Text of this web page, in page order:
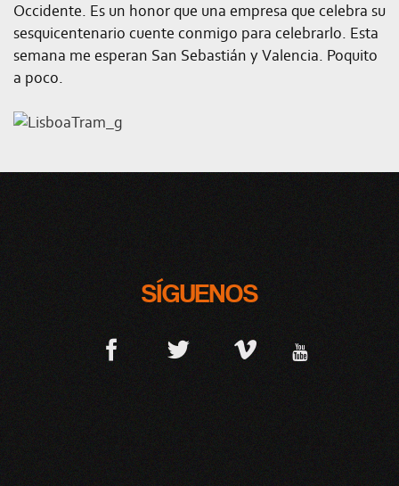
Occidente. Es un honor que una empresa que celebra su
sesquicentenario cuente conmigo para celebrarlo. Esta
semana me esperan San Sebastián y Valencia. Poquito
a poco.
SÍGUENOS